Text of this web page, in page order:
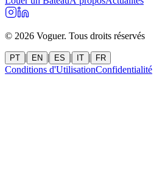
© 2026 Voguer. Tous droits réservés
PT | EN | ES | IT | FR
Conditions d'UtilisationConfidentialité